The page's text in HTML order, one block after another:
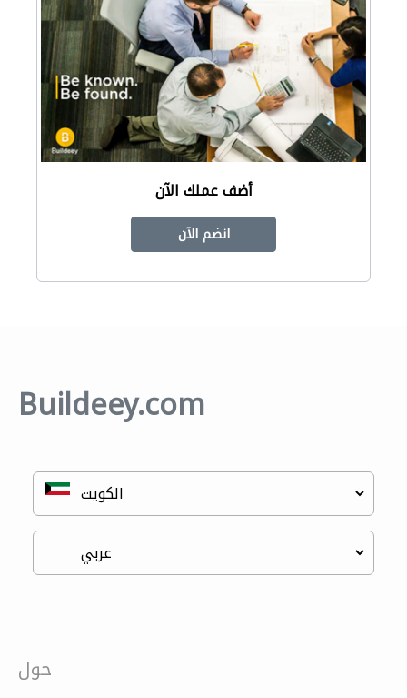
أضف عملك الآن
انضم الآن
Buildeey.com
حول